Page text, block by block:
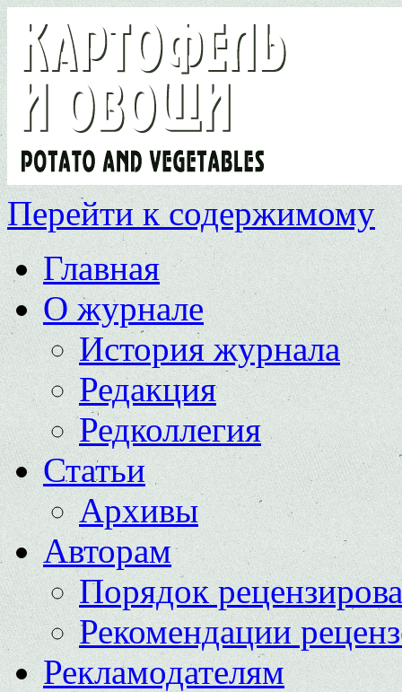
Перейти к содержимому
Главная
О журнале
История журнала
Редакция
Редколлегия
Статьи
Архивы
Авторам
Порядок
Рекомендации
Рекламодателям